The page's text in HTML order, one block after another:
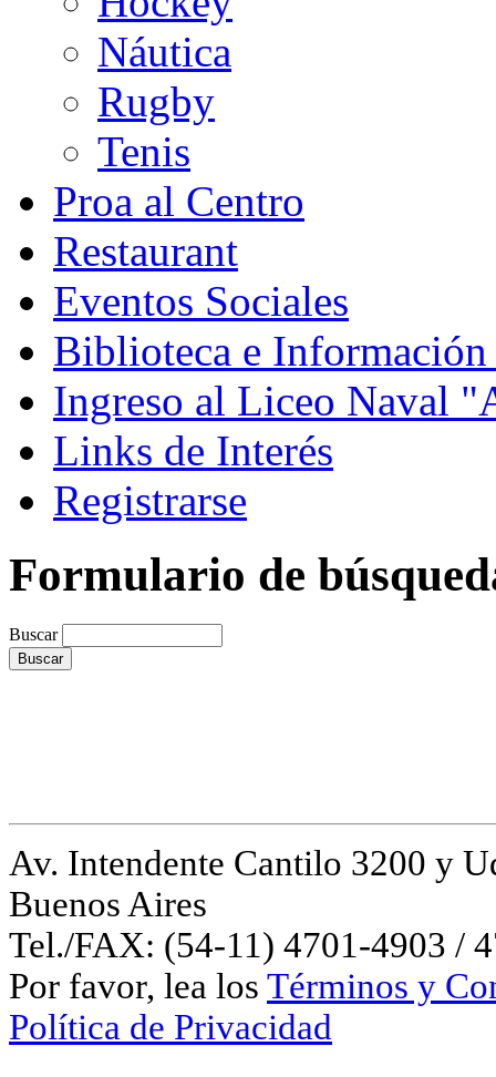
Náutica
Rugby
Tenis
Proa al Centro
Restaurant
Eventos Sociales
Biblioteca e Información
Ingreso al Liceo Naval
Links de Interés
Registrarse
Formulario de
Buscar
Av. Intendente Cantilo 3200 y
Buenos Aires
Tel./FAX: (54-11) 4701-4903 /
Por favor, lea los Términos y
Política de Privacidad